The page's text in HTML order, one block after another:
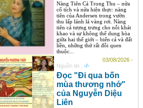
Nàng Tiên Cá Trong Thu – nửa
cổ tích và nửa hiện thực: nàng
tiên của Andersen trong vườn
thu lấp lánh lá vàng rơi. Nàng
tiên cá tượng trưng cho nỗi khát
khao và sự không thể dung hòa
giữa hai thế giới – biển cả và đất
liền, những thứ rất đỗi quen
thuộc...
03/08/2026 -
Nguồn tin : -/-
Đọc "Đi qua bốn
mùa thương nhớ"
của Nguyễn Diệu
Liên